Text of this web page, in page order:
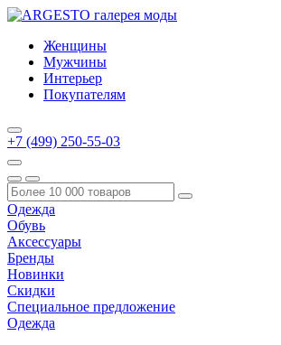
Женщины
Мужчины
Интерьер
Покупателям
+7 (499) 250-55-03
Одежда
Обувь
Аксессуары
Бренды
Новинки
Скидки
Специальное предложение
Одежда